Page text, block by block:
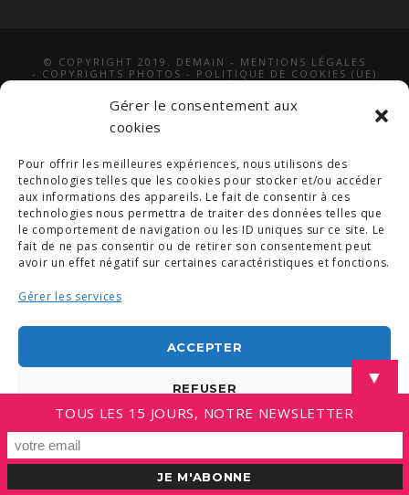
Gérer le consentement aux
cookies
Pour offrir les meilleures expériences, nous utilisons des
technologies telles que les cookies pour stocker et/ou accéder
aux informations des appareils. Le fait de consentir à ces
technologies nous permettra de traiter des données telles que
le comportement de navigation ou les ID uniques sur ce site. Le
fait de ne pas consentir ou de retirer son consentement peut
avoir un effet négatif sur certaines caractéristiques et fonctions.
Gérer les services
ACCEPTER
REFUSER
VOIR LES PRÉFÉRENCES
Politique de cookies
© COPYRIGHT 2019. DEMAIN - MENTIONS LÉGALES
- COPYRIGHTS PHOTOS - POLITIQUE DE COOKIES (UE)
-CONDITIONS GÉNÉRALES
▼
TOUS LES 15 JOURS, NOTRE NEWSLETTER